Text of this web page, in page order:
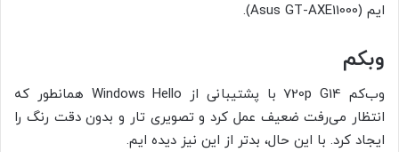
ایم (Asus GT-AXE11000).
وبکم
وب‌کم 720p G14 با پشتیبانی از Windows Hello همانطور که
انتظار می‌رفت ضعیف عمل کرد و تصویری تار و بدون دقت رنگ را
ایجاد کرد. با این حال، بدتر از این نیز دیده ایم.